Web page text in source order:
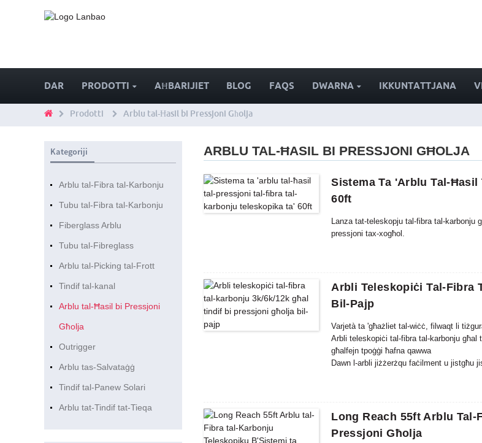
DAR PRODOTTI AĦBARIJIET BLOG FAQS DWARNA IKKUNTATTJANA
Prodotti Arblu tal-Ħasil ​​bi Pressjoni Għolja
Kategoriji
Arblu tal-Fibra tal-Karbonju
Tubu tal-Fibra tal-Karbonju
Fiberglass Arblu
Tubu tal-Fibreglass
Arblu tal-Picking tal-Frott
Tindif tal-kanal
Arblu tal-Ħasil ​​bi Pressjoni
Għolja
Outrigger
Arblu tas-Salvataġġ
Tindif tal-Panew Solari
Arblu tat-Tindif tat-Tieqa
ARBLU TAL-ĦASIL ​​BI PRESSJONI GĦOLJA
Sistema Ta 'arblu Tal-Ħasil
60ft
Lanza tat-teleskopju tal-fibra tal-karbonju
pressjoni tax-xogħol.
Arbli Teleskopiċi Tal-Fibra
Bil-Pajp
Varjetà ta 'għażliet tal-wiċċ, filwaqt li
Arbli teleskopiċi tal-fibra tal-karbonju
għalfejn tpoġġi ħafna qawwa
Dawn l-arbli jiżżerżqu faċilment u jistgħu
Long Reach 55ft Arblu
Pressjoni Għolja